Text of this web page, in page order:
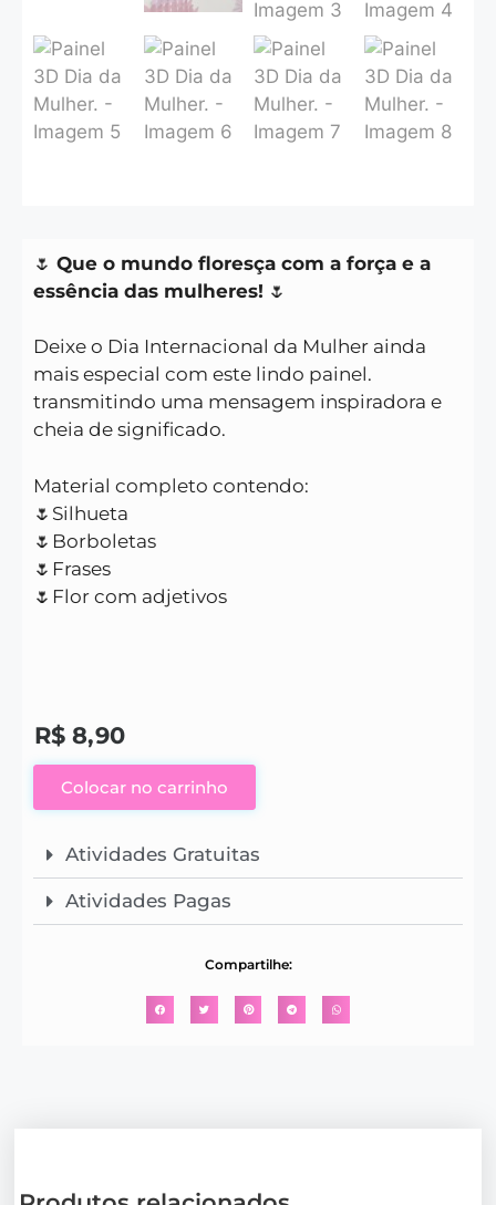
🌷 Que o mundo floresça com a força e a
essência das mulheres! 🌷
Deixe o Dia Internacional da Mulher ainda
mais especial com este lindo painel.
transmitindo uma mensagem inspiradora e
cheia de significado.
Material completo contendo:
🌷Silhueta
🌷Borboletas
🌷Frases
🌷Flor com adjetivos
R$ 8,90
Colocar no carrinho
Atividades Gratuitas
Atividades Pagas
Compartilhe: